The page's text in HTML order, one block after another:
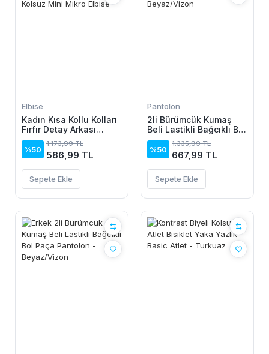
Elbise
Kadın Kısa Kollu Kolları
Fırfır Detay Arkası
Bağlamalı Leopar
Desen Kolsuz Mini
Mikro Elbise
%50
1.173,99 TL
586,99 TL
Sepete Ekle
Pantolon
2li Bürümcük Kumaş
Beli Lastikli Bağcıklı Bol
Paça Pantolon -
Beyaz/Vizon
%50
1.335,99 TL
667,99 TL
Sepete Ekle